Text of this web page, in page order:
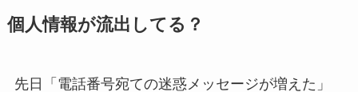
個人情報が流出してる？
先日「電話番号宛ての迷惑メッセージが増えた」